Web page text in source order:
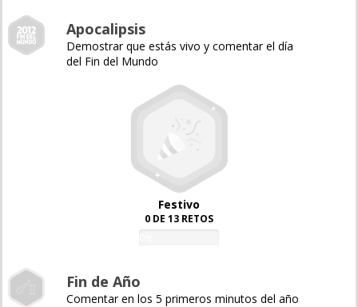
Apocalipsis
Demostrar que estás vivo y comentar el día
del Fin del Mundo
Festivo
0 DE 13 RETOS
Fin de Año
Comentar en los 5 primeros minutos del año